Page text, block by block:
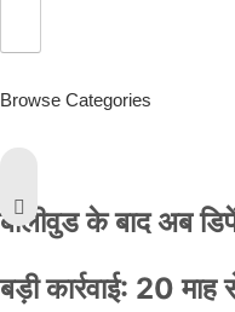
Browse Categories
बॉलीवुड के बाद अब
बड़ी कार्रवाई: 20